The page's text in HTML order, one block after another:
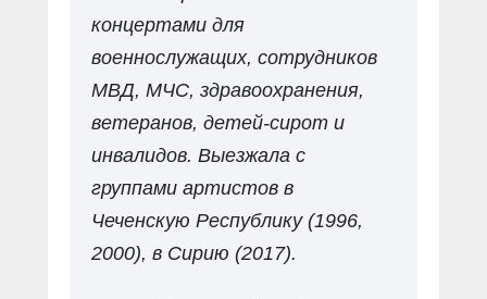
концертами для
военнослужащих, сотрудников
МВД, МЧС, здравоохранения,
ветеранов, детей-сирот и
инвалидов. Выезжала с
группами артистов в
Чеченскую Республику (1996,
2000), в Сирию (2017).